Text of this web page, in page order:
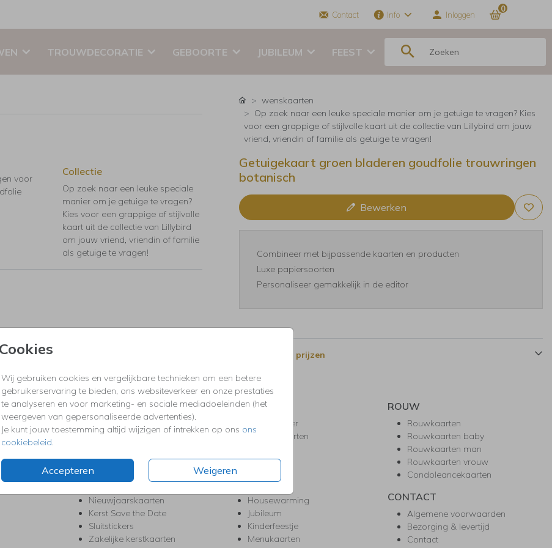
Contact Info Inloggen
0
TROUWDECORATIE GEBOORTE JUBILEUM FEEST
Cookies
Wij gebruiken cookies en vergelijkbare technieken om een betere
gebruikerservaring te bieden, ons websiteverkeer en onze prestaties
te analyseren en voor marketing- en sociale mediadoeleinden (het
weergeven van gepersonaliseerde advertenties).
Je kunt jouw toestemming altijd wijzigen of intrekken op ons ons
cookiebeleid
Accepteren Weigeren
voor
Collectie
Op zoek naar een leuke speciale
manier om je getuige te vragen?
Kies voor een grappige of stijlvolle
kaart uit de collectie van Lillybird
om jouw vriend, vriendin of familie
als getuige te vragen!
wenskaarten
Op zoek naar een leuke speciale manier om je getuige te vragen? Kies
voor een grappige of stijlvolle kaart uit de collectie van Lillybird om jouw
vriend, vriendin of familie als getuige te vragen!
Getuigekaart groen bladeren goudfolie trouwringen
botanisch
Bewerken
Combineer met bijpassende kaarten en producten
Luxe papiersoorten
Personaliseer gemakkelijk in de editor
Formaten en prijzen
KERST
Kerstkaarten
Kerstborrel uitnodigingen
Kerstmenukaarten
Kerst trouwkaarten
Nieuwjaarskaarten
Kerst Save the Date
Sluitstickers
Zakelijke kerstkaarten
FEEST
Babyshower
Bedankkaarten
Doopsel
Housewarming
Jubileum
Kinderfeestje
Menukaarten
ROUW
Rouwkaarten
Rouwkaarten baby
Rouwkaarten man
Rouwkaarten vrouw
Condoleancekaarten
CONTACT
Algemene voorwaarden
Bezorging & levertijd
Contact